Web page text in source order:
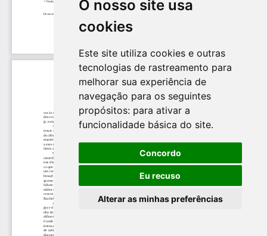
O nosso site usa
cookies
Este site utiliza cookies e outras
tecnologias de rastreamento para
melhorar sua experiência de
navegação para os seguintes
propósitos: para ativar a
funcionalidade básica do site.
Concordo
Eu recuso
Alterar as minhas preferências